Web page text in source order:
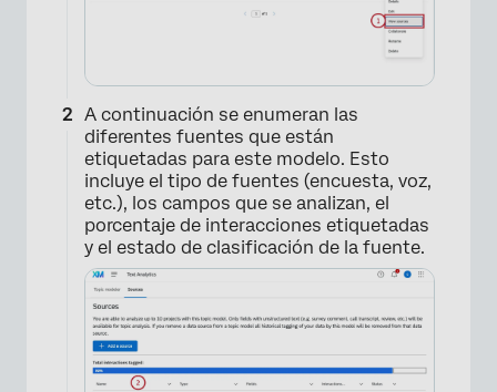
A continuación se enumeran las
diferentes fuentes que están
etiquetadas para este modelo. Esto
incluye el tipo de fuentes (encuesta, voz,
etc.), los campos que se analizan, el
porcentaje de interacciones etiquetadas
y el estado de clasificación de la fuente.